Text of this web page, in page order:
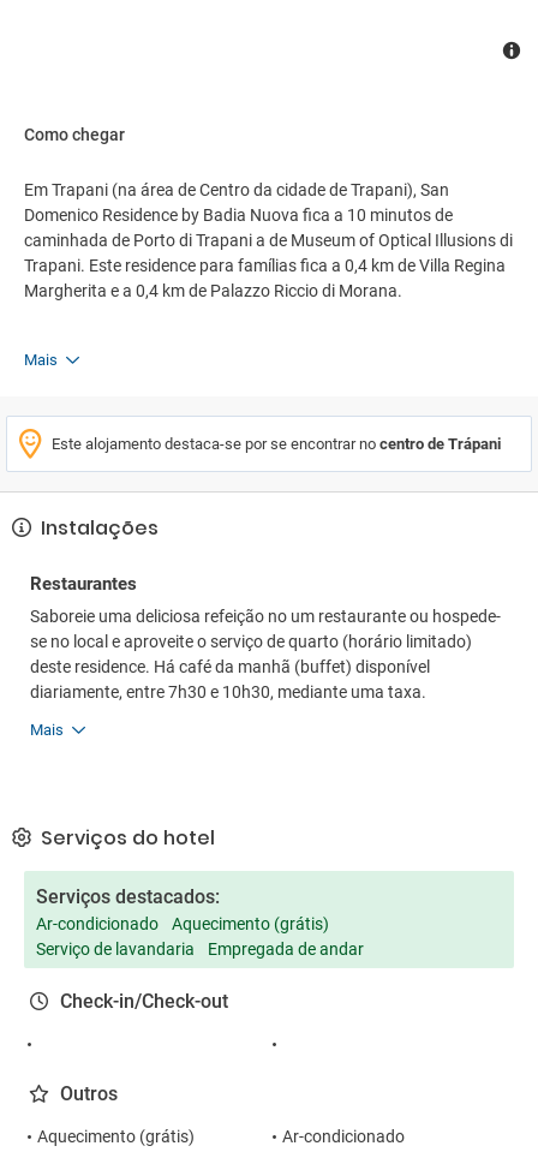
Como chegar
Em Trapani (na área de Centro da cidade de Trapani), San
Domenico Residence by Badia Nuova fica a 10 minutos de
caminhada de Porto di Trapani a de Museum of Optical Illusions di
Trapani. Este residence para famílias fica a 0,4 km de Villa Regina
Margherita e a 0,4 km de Palazzo Riccio di Morana.
Mais
Este alojamento destaca-se por se encontrar no centro de Trápani
Instalações
Restaurantes
Saboreie uma deliciosa refeição no um restaurante ou hospede-
se no local e aproveite o serviço de quarto (horário limitado)
deste residence. Há café da manhã (buffet) disponível
diariamente, entre 7h30 e 10h30, mediante uma taxa.
Mais
Serviços do hotel
Serviços destacados:
Ar-condicionado
Aquecimento (grátis)
Serviço de lavandaria
Empregada de andar
Check-in/Check-out
Outros
Aquecimento (grátis) Ar-condicionado